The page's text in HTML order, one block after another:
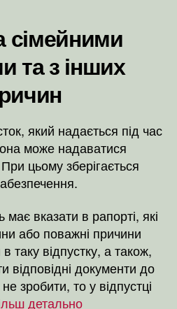
сімейними
та з інших
який надається під час
може надаватися
цьому зберігається
вказати в рапорті, які
або поважні причини
таку відпустку, а також,
відповідні документи до
зробити, то у відпустці
детально